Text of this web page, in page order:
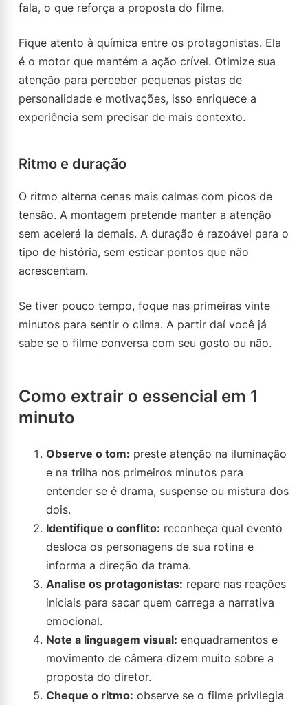
fala, o que reforça a proposta do filme.
Fique atento à química entre os protagonistas. Ela
é o motor que mantém a ação crível. Otimize sua
atenção para perceber pequenas pistas de
personalidade e motivações, isso enriquece a
experiência sem precisar de mais contexto.
Ritmo e duração
O ritmo alterna cenas mais calmas com picos de
tensão. A montagem pretende manter a atenção
sem acelerá la demais. A duração é razoável para o
tipo de história, sem esticar pontos que não
acrescentam.
Se tiver pouco tempo, foque nas primeiras vinte
minutos para sentir o clima. A partir daí você já
sabe se o filme conversa com seu gosto ou não.
Como extrair o essencial em 1
minuto
Observe o tom: preste atenção na iluminação
e na trilha nos primeiros minutos para
entender se é drama, suspense ou mistura dos
dois.
Identifique o conflito: reconheça qual evento
desloca os personagens de sua rotina e
informa a direção da trama.
Analise os protagonistas: repare nas reações
iniciais para sacar quem carrega a narrativa
emocional.
Note a linguagem visual: enquadramentos e
movimento de câmera dizem muito sobre a
proposta do diretor.
Cheque o ritmo: observe se o filme privilegia